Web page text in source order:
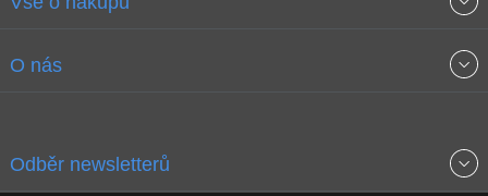
Obchodní podmínky
O nás
Odběr newsletterů